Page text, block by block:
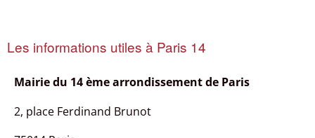
Les informations utiles à Paris 14
Mairie du 14 ème arrondissement de Paris
2, place Ferdinand Brunot